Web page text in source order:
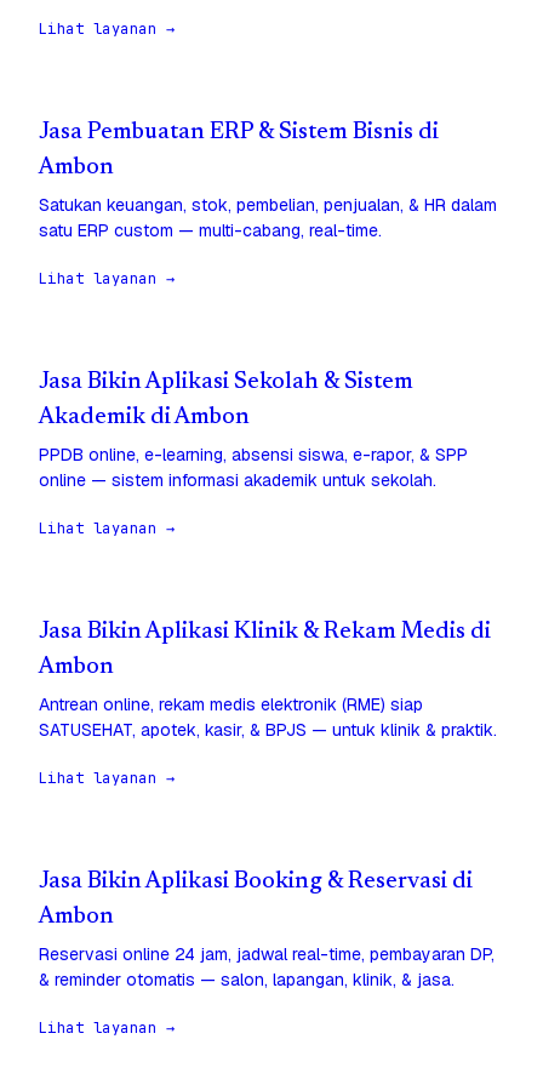
Lihat layanan →
Jasa Pembuatan ERP & Sistem Bisnis di
Ambon
Satukan keuangan, stok, pembelian, penjualan, & HR dalam
satu ERP custom — multi-cabang, real-time.
Lihat layanan →
Jasa Bikin Aplikasi Sekolah & Sistem
Akademik di Ambon
PPDB online, e-learning, absensi siswa, e-rapor, & SPP
online — sistem informasi akademik untuk sekolah.
Lihat layanan →
Jasa Bikin Aplikasi Klinik & Rekam Medis di
Ambon
Antrean online, rekam medis elektronik (RME) siap
SATUSEHAT, apotek, kasir, & BPJS — untuk klinik & praktik.
Lihat layanan →
Jasa Bikin Aplikasi Booking & Reservasi di
Ambon
Reservasi online 24 jam, jadwal real-time, pembayaran DP,
& reminder otomatis — salon, lapangan, klinik, & jasa.
Lihat layanan →